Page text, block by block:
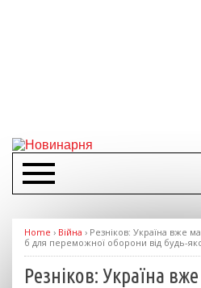
Home › Війна › Резніков: Україна вже
б для переможної оборони від будь-
Резніков: Україна